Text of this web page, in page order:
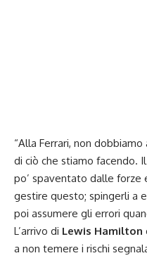
“Alla Ferrari, non
di ciò che stiamo facendo.
po’ spaventato dalle forze
gestire questo; spingerli a
poi assumere gli errori
L’arrivo di Lewis Hamilton
a non temere i rischi